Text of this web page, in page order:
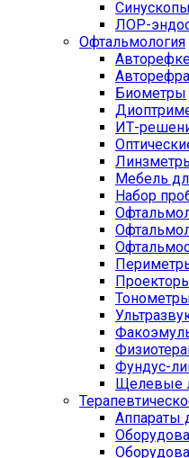
Синускопы
ЛОР-
Офтальмология
Биометры
ИТ-
Мебель
Набор
Фундус-
Щелевые
Аппараты